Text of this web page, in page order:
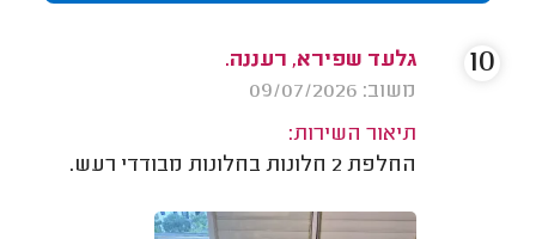
גלעד שפירא, רעננה.
משוב: 09/07/2026
תיאור השירות:
החלפת 2 חלונות בחלונות מבודדי רעש.
10